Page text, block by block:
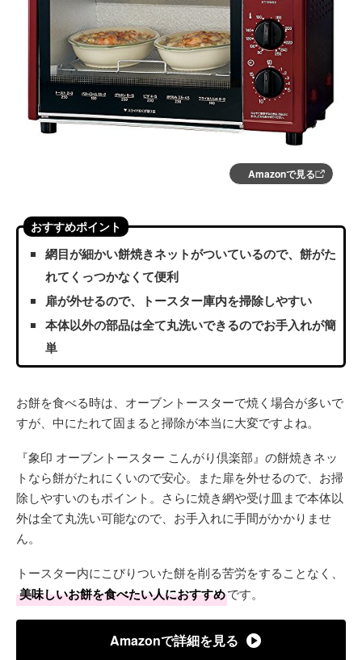
Amazonで見る
おすすめポイント
網目が細かい餅焼きネットがついているので、餅がた
れてくっつかなくて便利
扉が外せるので、トースター庫内を掃除しやすい
本体以外の部品は全て丸洗いできるのでお手入れが簡
単
お餅を食べる時は、オーブントースターで焼く場合が多いで
すが、中にたれて固まると掃除が本当に大変ですよね。
『象印 オーブントースター こんがり倶楽部』の餅焼きネッ
トなら餅がたれにくいので安心。また扉を外せるので、お掃
除しやすいのもポイント。さらに焼き網や受け皿まで本体以
外は全て丸洗い可能なので、お手入れに手間がかかりませ
ん。
トースター内にこびりついた餅を削る苦労をすることなく、
美味しいお餅を食べたい人におすすめです。
Amazonで詳細を見る